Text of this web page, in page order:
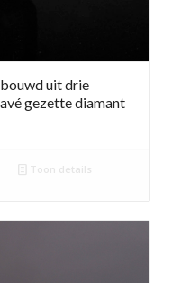
uit drie
gezette diamant
Toon details